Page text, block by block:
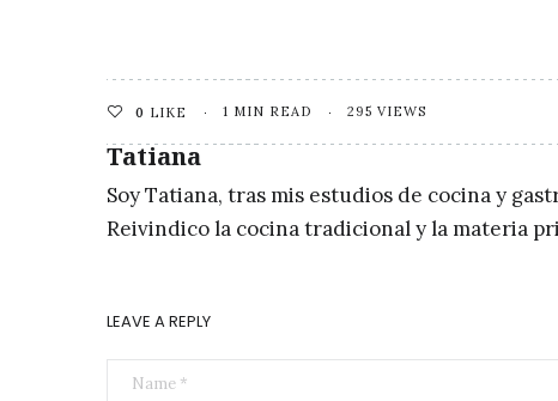
0 LIKE 1 MIN READ 295 VIEWS
Tatiana
Soy Tatiana, tras mis estudios de cocina y
Reivindico la cocina tradicional y la materia
LEAVE A REPLY